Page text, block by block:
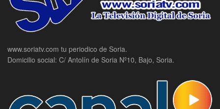
www.soriatv.com tu periodico de Soria.
Domicilio social: C/ Antolín de Soria Nº10, Bajo, Soria.